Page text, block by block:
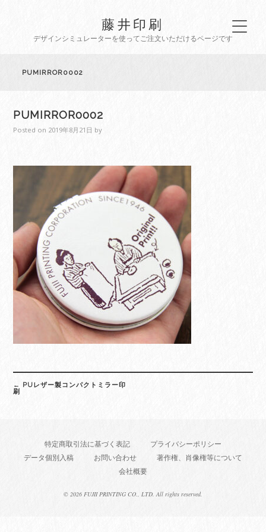
藤井印刷
デザインシミュレーターを使ってご注文いただけるページです
PUMIRROR0002
PUMIRROR0002
Posted on 2019年8月21日 by
navigation
← PUレザー製コンパクトミラー印
刷
特定商取引法に基づく表記
プライバシーポリシー
データ個別入稿
お問い合わせ
著作権、肖像権等について
会社概要
© 2026 FUJII PRINTING CO., LTD. All rights reserved.